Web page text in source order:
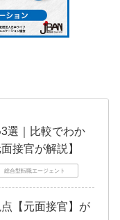
選｜比較でわか
接官が解説】
総合型転職エージェント
【元面接官】が